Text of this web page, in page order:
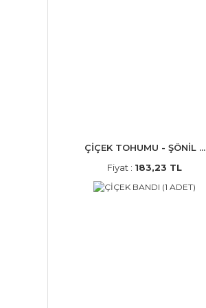
ÇİÇEK TOHUMU - ŞÖNİL ...
Fiyat : 183,23 TL